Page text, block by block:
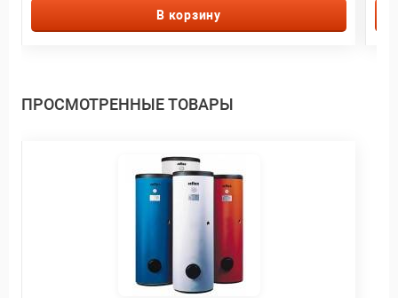
В корзину
ПРОСМОТРЕННЫЕ ТОВАРЫ